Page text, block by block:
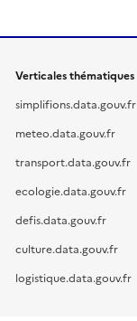
Verticales thématiques
simplifions.data.gouv.fr
meteo.data.gouv.fr
transport.data.gouv.fr
ecologie.data.gouv.fr
defis.data.gouv.fr
culture.data.gouv.fr
logistique.data.gouv.fr